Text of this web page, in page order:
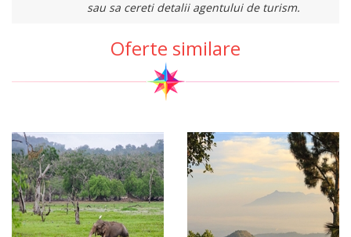
sau sa cereti detalii agentului de turism.
Oferte similare